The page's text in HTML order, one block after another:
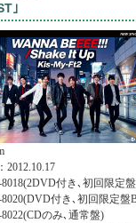
｣
2012.10.17
8018(2DVD付き､初回限定
8020(DVD付き､初回限定盤
のみ､通常盤)